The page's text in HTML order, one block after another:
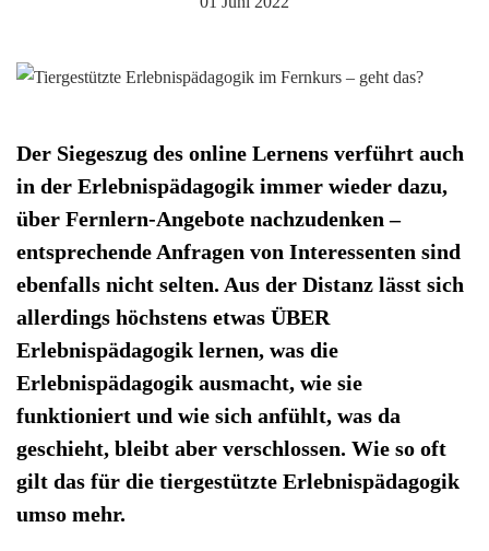
Der Siegeszug des online Lernens verführt auch
in der Erlebnispädagogik immer wieder dazu,
über Fernlern-Angebote nachzudenken –
entsprechende Anfragen von Interessenten sind
ebenfalls nicht selten. Aus der Distanz lässt sich
allerdings höchstens etwas ÜBER
Erlebnispädagogik lernen, was die
Erlebnispädagogik ausmacht, wie sie
funktioniert und wie sich anfühlt, was da
geschieht, bleibt aber verschlossen. Wie so oft
gilt das für die tiergestützte Erlebnispädagogik
umso mehr.